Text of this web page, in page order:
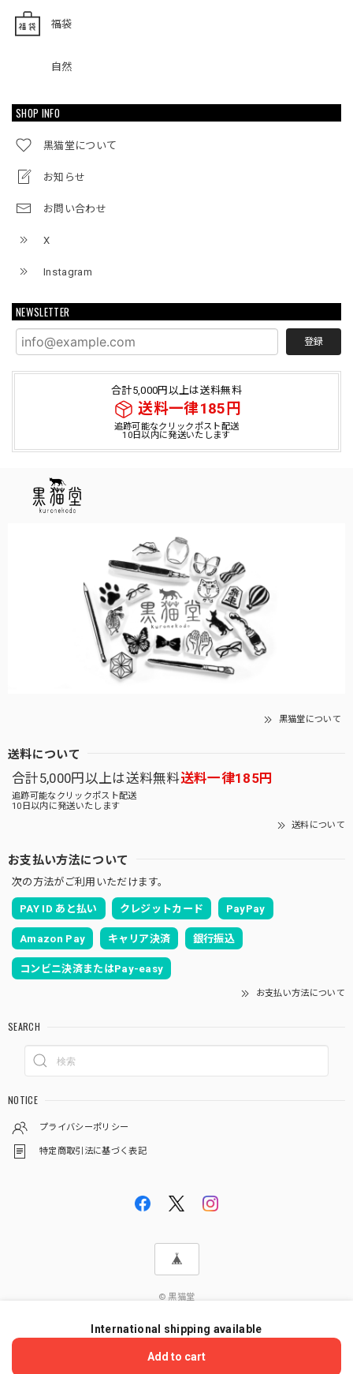
福袋
自然
SHOP INFO
黒猫堂について
お知らせ
お問い合わせ
X
Instagram
NEWSLETTER
登録
合計5,000円以上は送料無料
送料一律185円
追跡可能なクリックポスト配送
10日以内に発送いたします
黒猫堂について
送料について
合計5,000円以上は送料無料送料一律185円
追跡可能なクリックポスト配送
10日以内に発送いたします
送料について
お支払い方法について
次の方法がご利用いただけます。
PAY ID あと払い クレジットカード PayPay
Amazon Pay キャリア決済 銀行振込
コンビニ決済またはPay-easy
お支払い方法について
SEARCH
NOTICE
プライバシーポリシー
特定商取引法に基づく表記
© 黒猫堂
International shipping available
Add to cart
ショップに質問する